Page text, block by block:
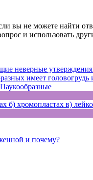
вы не можете найти
и использовать
неверные
имеет
б) хромопластах в)
и почему?